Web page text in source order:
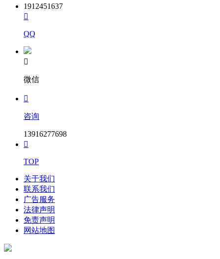
1912451637

QQ

微信

咨询
13916277698

TOP
关于我们
联系我们
广告服务
法律声明
免责声明
网站地图